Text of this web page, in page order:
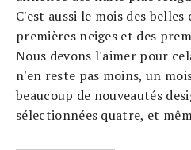
C'est aussi le mois des
premières neiges et des
Nous devons l'aimer pour
n'en reste pas moins, un
beaucoup de nouveautés
sélectionnées quatre, et